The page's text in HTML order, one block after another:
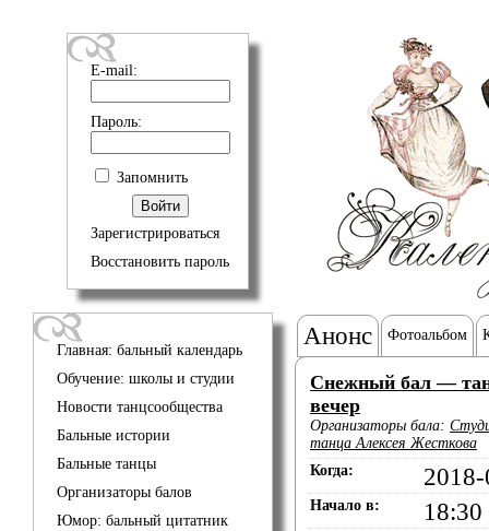
E-mail:
Пароль:
Запомнить
Зарегистрироваться
Восстановить пароль
Главная: бальный календарь
Обучение: школы и студии
Новости танцсообщества
Бальные истории
Бальные танцы
Организаторы балов
Юмор: бальный цитатник
Анонс Фотоальбом
Снежный бал —
вечер
Организаторы бала:
танца Алексея Жесткова
Когда:
Начало в: 18:30